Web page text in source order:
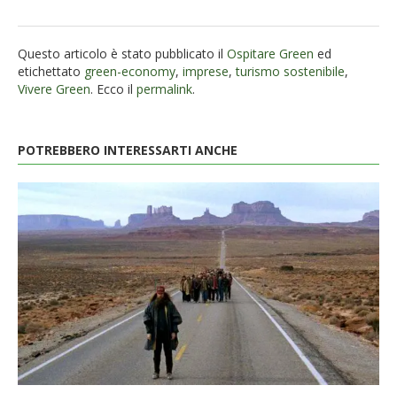
Questo articolo è stato pubblicato il Ospitare Green ed
etichettato green-economy, imprese,turismo sostenibile,
Vivere Green. Ecco il permalink.
POTREBBERO INTERESSARTI ANCHE